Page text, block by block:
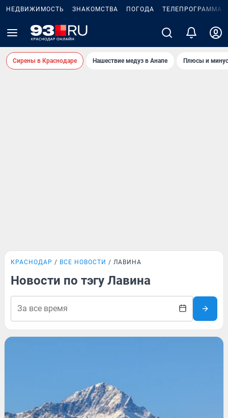
НЕДВИЖИМОСТЬ ЗНАКОМСТВА ПОГОДА ТЕЛЕПРОГРАММА
Сирены в Краснодаре Нашествие медуз в Анапе Плюсы и
КРАСНОДАР ВСЕ НОВОСТИ ЛАВИНА
Новости по тэгу Лавина